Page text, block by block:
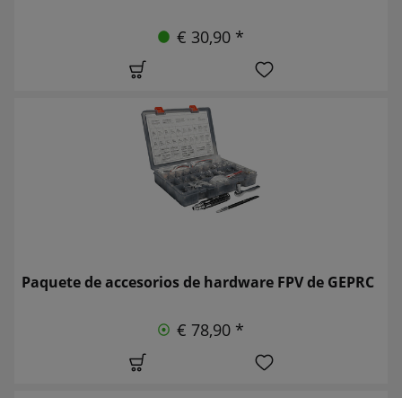
€ 30,90 *
Paquete de accesorios de hardware FPV de GEPRC
€ 78,90 *